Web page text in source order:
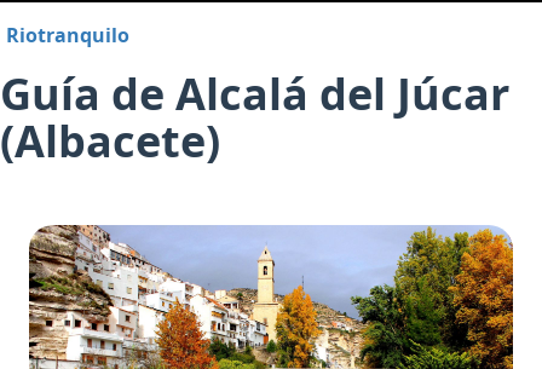
Riotranquilo
Guía de Alcalá del Júcar
(Albacete)